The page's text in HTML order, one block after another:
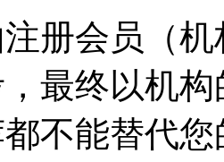
册会员（
最终以机
不能替代